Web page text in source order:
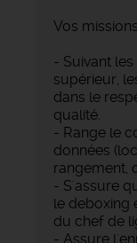
Vos
- Suivant
supérieur,
dans le
qualité.
- Range le
données
rangement,
- S'assure
le deboxing
du chef de
- Assure